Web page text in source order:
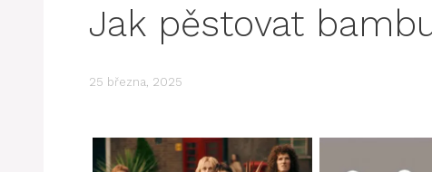
Jak pěstovat
25 března, 2025